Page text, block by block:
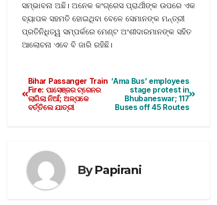
ସମ୍ଭାବନା ଅଛି। ଅନେକ କଂଗ୍ରେସ ପ୍ରାର୍ଥୀଙ୍କ ଉପରେ ଏକ
ବ୍ୟାପକ ସହମତି ହୋଇଥିବା ବେଳେ ସେମାନଙ୍କ ମନ୍ତ୍ରୀ
ପ୍ରତିନିଧିତ୍ୱ ସମ୍ପର୍କରେ ମେଣ୍ଟ ଅଂଶୀଦାରମାନଙ୍କ ସହିତ
ଆଲୋଚନା ଏବେ ବି ଜାରି ରହିଛି।
‘Ama Bus’ employees
stage protest in
Bhubaneswar; 117
Buses off 45 Routes
Bihar Passanger Train
Fire: ପାସେଞ୍ଜର ଟ୍ରେନର
ଲାଗିଲା ନିଆଁ; ଅଳ୍ପକେ
ବର୍ତ୍ତିଲେ ଯାତ୍ରୀ
ByPapirani